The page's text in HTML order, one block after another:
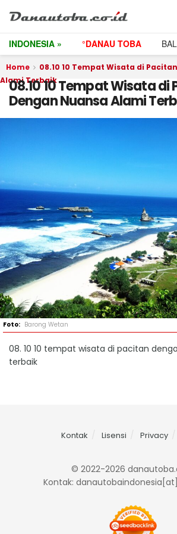
INDONESIA » °DANAU TOBA
Home
08.10 10 Tempat Wisata di
Alami Terbaik
08.10 10 Tempat Wisata di
Dengan Nuansa Alami
Barong Wetan
08. 10 10 tempat wisata di pacitan
terbaik
Kontak Lisensi Privacy
© 2022-2026
Kontak: